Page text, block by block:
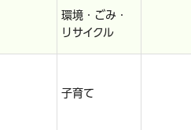
環境・ごみ・
リサイクル
子育て